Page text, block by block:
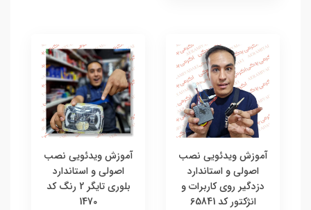
آموزش ویدئویی نصب
اصولی و استاندارد
دزدگیر روی کاربرات و
انژکتور کد 65841
آموزش ویدئویی نصب
اصولی و استاندارد
بلوری تایگر 2 رنگ کد
1470